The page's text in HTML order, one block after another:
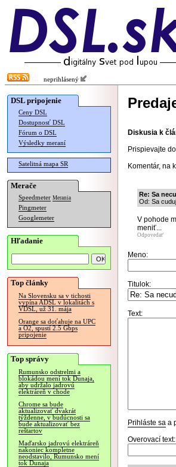
neprihlásený
DSL pripojenie
Ceny DSL
Dostupnosť DSL
Fórum o DSL
Výsledky meraní
Satelitná mapa SR
Merače
Speedmeter Merania
Pingmeter
Googlemeter
Hľadanie
Top články
Na Slovensku sa v tichosti
vypína ADSL v lokalitách s
VDSL, už 31. mája
Orange sa doťahuje na UPC
a O2, spustí 2.5 Gbps
pripojenie
Top správy
Rumunsko odstrelmi a
blokádou mení tok Dunaja,
aby udržalo jadrovú
elektráreň v chode
Chrome sa bude
aktualizovať dvakrát
týždenne, v budúcnosti sa
bude aktualizovať bez
reštartov
Maďarsko jadrovú elektráreň
nakoniec kompletne
neodstavilo, Rumunsko mení
tok Dunaja
Diskusia k
Prispievajte
Komentár, na
Re: Sa
Od: Sa
V pohode
meniť...
Odpovedať
Meno:
Titulok:
Text:
Prihláste sa a
Overovací text: